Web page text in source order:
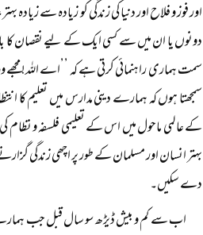
اور فوز و فلاح اور دنیا کی زندگی کو زیادہ سے
دونوں یا ان میں سے کسی ایک کے لیے نقصان کا
سمت ہماری راہنمائی کرتی ہے کہ ’’اے اللہ! مجھے
سمجھتا ہوں کہ ہمارے دینی مدارس میں تعلیم
کے عالمی ماحول میں اس کے تعلیمی فلسفہ و نظام کی
بہتر انسان اور مسلمان کے طور پر اچھی زندگی
دے سکیں۔
اب سے کم و بیش ڈیڑھ سو سال قبل جب ہمارے